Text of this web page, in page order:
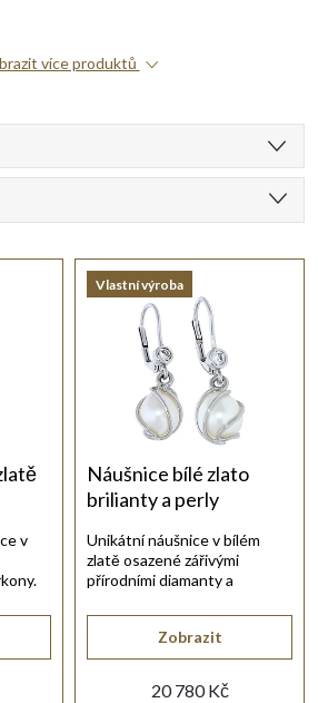
více produktů
v
Vlastní výroba
Náušnice bílé zlato
brilianty a perly
20 780 Kč
Zobrazit
Unikátní náušnice v bílém
zlatě osazené zářivými
přírodními diamanty a